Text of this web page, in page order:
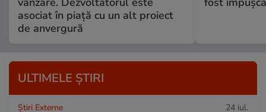
asociat în piață cu un alt proiect
de anvergură
ULTIMELE ȘTIRI
Știri Externe 24 iul.